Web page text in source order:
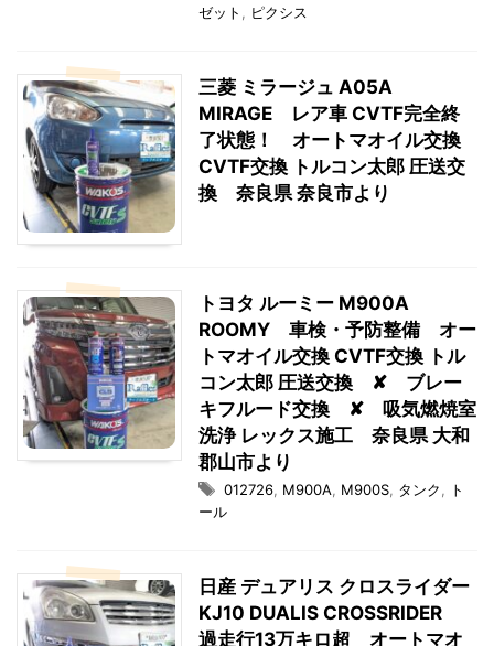
ゼット
ピクシス
三菱 ミラージュ A05A
MIRAGE レア車 CVTF完全終
了状態！ オートマオイル交換
CVTF交換 トルコン太郎 圧送交
換 奈良県 奈良市より
トヨタ ルーミー M900A
ROOMY 車検・予防整備 オー
トマオイル交換 CVTF交換 トル
コン太郎 圧送交換 ✘ ブレー
キフルード交換 ✘ 吸気燃焼室
洗浄 レックス施工 奈良県 大和
郡山市より
012726 M900A M900S タンク
ト
ール
日産 デュアリス クロスライダー
KJ10 DUALIS CROSSRIDER
過走行13万キロ超 オートマオ